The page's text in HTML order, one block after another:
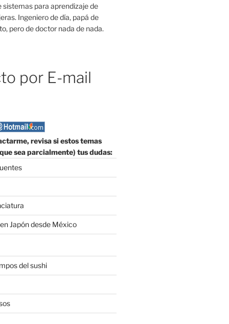
sistemas para aprendizaje de
Ingeniero de día, papá de
pero de doctor nada de nada.
por E-mail
revisa si estos temas
sea parcialmente) tus dudas:
Japón desde México
del sushi